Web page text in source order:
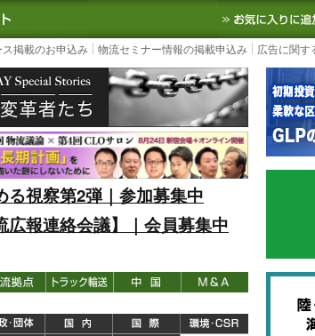
大の物流ニュースサイト3PL, SCMなど国内外の最新の物
掲載のお申込み 物流セミナー情報の掲載申込み 広告に関す
視察第2弾｜参加募集中
報連絡会議】｜会員募集中